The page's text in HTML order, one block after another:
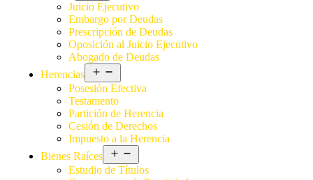
Juicio Ejecutivo
Embargo por Deudas
Prescripción de Deudas
Oposición al Juicio Ejecutivo
Abogado de Deudas
Herencias
Posesión Efectiva
Testamento
Partición de Herencia
Cesión de Derechos
Impuesto a la Herencia
Bienes Raíces
Estudio de Títulos